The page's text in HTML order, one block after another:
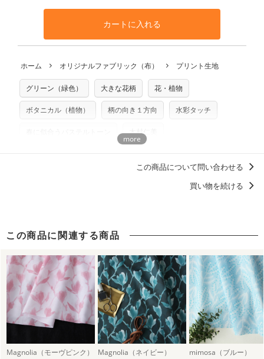
※カットを希望の方は備考欄に「50cmずつカット希望」など
ご記載ください（50cm単位でのカットのみ）
プリント布の仕様についてもっと詳しく見る
生地見本サンプル（無料）を購入する
となります。
※万が一、検品時に不備が見つかった場合は、4～5営業日後
※土日祝は営業日に含まれません。
※配送日のご指定は承れません。出来上がり次第、順次発送
や用尺をお間違えのないようお願いします。思っていた色味
と違う、などの理由での返品は承れません。予めご了承くだ
利用いただけます。「nunocoto fabric使用」といった記載
も不要です。（製品化した際に起こる全ての問題、クレーム
いませんのでご了承ください）
※有料型紙（ホームソーイング型紙シリーズ）および柄がえ
らべるキットに付属された型紙は商用利用できませんのでご
注意ください。型紙自体の転用・販売および型紙を使用して
商用利用についての詳細はこちら
カートに入れる
ホーム オリジナルファブリック（布） プリント生地
グリーン（緑色） 大きな花柄 花・植物
ボタニカル（植物） 柄の向き１方向 水彩タッチ
木村仁美
この商品について問い合わせる
買い物を続ける
この商品に関連する商品
Magnolia（モーヴピンク） Magnolia（ネイビー） mimosa（ブルー）